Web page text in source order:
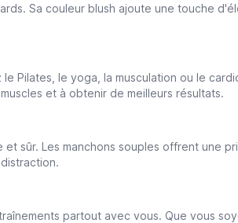
Sa couleur blush ajoute une touche
le yoga, la musculation ou le
et à obtenir de meilleurs résultats.
sûr. Les manchons souples offrent une
partout avec vous. Que vous